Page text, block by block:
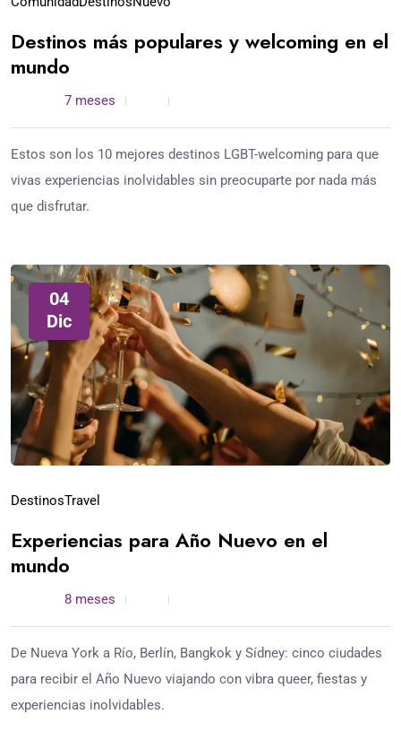
Destinos más populares y welcoming en el
mundo
7 meses
Estos son los 10 mejores destinos LGBT-welcoming para que
vivas experiencias inolvidables sin preocuparte por nada más
que disfrutar.
04
Dic
DestinosTravel
Experiencias para Año Nuevo en el
mundo
8 meses
De Nueva York a Río, Berlín, Bangkok y Sídney: cinco ciudades
para recibir el Año Nuevo viajando con vibra queer, fiestas y
experiencias inolvidables.